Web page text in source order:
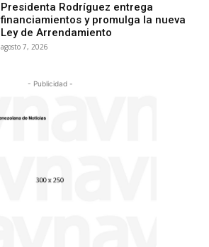
Presidenta Rodríguez entrega
financiamientos y promulga la nueva
Ley de Arrendamiento
agosto 7, 2026
- Publicidad -